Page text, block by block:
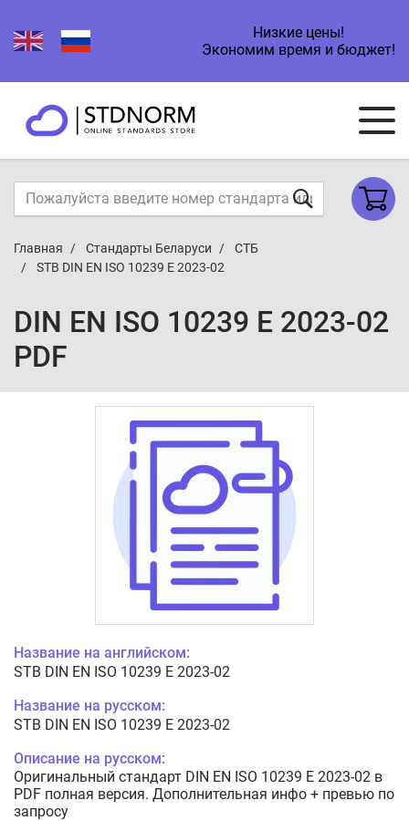
Низкие цены!
Экономим время и бюджет!
Главная Стандарты Беларуси
СТБ
STB DIN EN ISO 10239 E 2023-02
DIN EN ISO 10239 E 2023-02
PDF
Название на английском:
STB DIN EN ISO 10239 E 2023-02
Название на русском:
STB DIN EN ISO 10239 E 2023-02
Описание на русском:
Оригинальный стандарт DIN EN ISO 10239 E 2023-02 в
PDF полная версия. Дополнительная инфо + превью по
запросу